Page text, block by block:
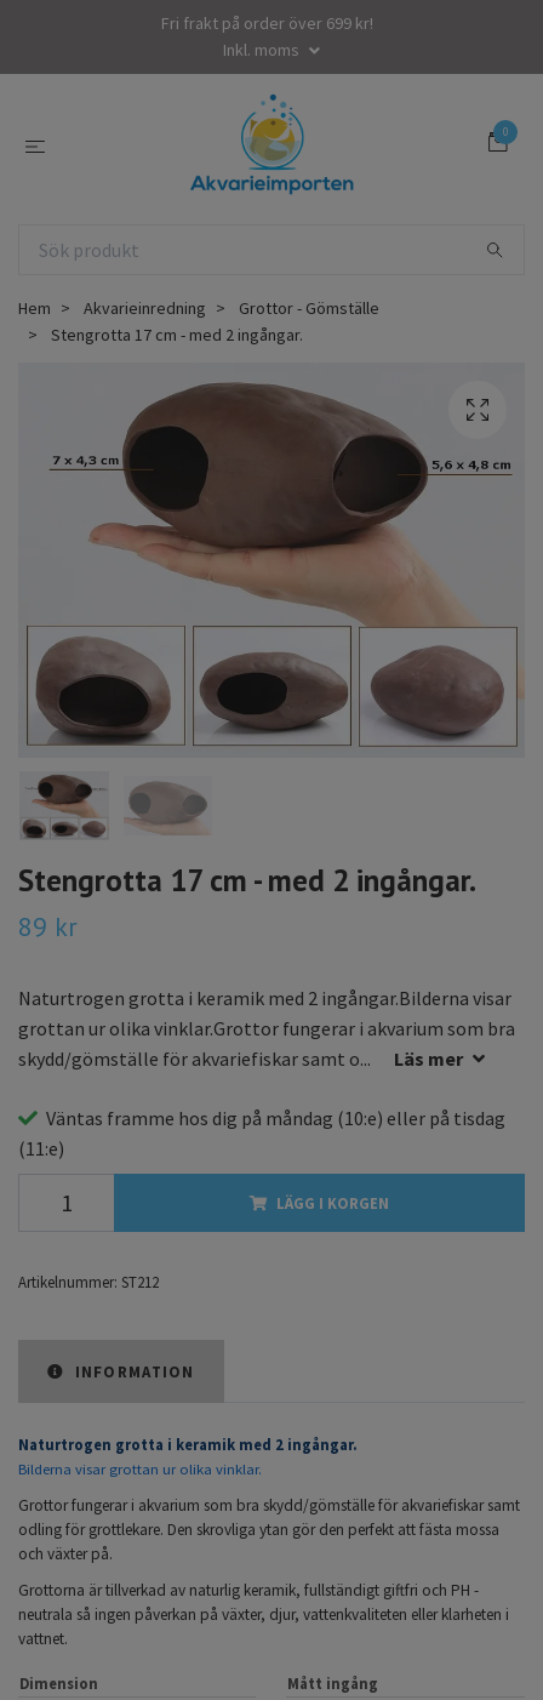
Fri frakt på order över 699 kr!
Inkl. moms
0
Hem Akvarieinredning
Grottor - Gömställe
Stengrotta 17 cm - med 2 ingångar.
Stengrotta 17 cm - med 2 ingångar.
89 kr
Naturtrogen grotta i keramik med 2 ingångar.Bilderna visar
grottan ur olika vinklar.Grottor fungerar i akvarium som bra
skydd/gömställe för akvariefiskar samt o...
Läs mer
Väntas framme hos dig på måndag (10:e) eller på tisdag
(11:e)
LÄGG I KORGEN
Artikelnummer: ST212
INFORMATION
Naturtrogen grotta i keramik med 2 ingångar.
Bilderna visar grottan ur olika vinklar.
Grottor fungerar i akvarium som bra skydd/gömställe för akvariefiskar samt
odling för grottlekare. Den skrovliga ytan gör den perfekt att fästa mossa
och växter på.
Grottorna är tillverkad av naturlig keramik, fullständigt giftfri och PH -
neutrala så ingen påverkan på växter, djur, vattenkvaliteten eller klarheten i
vattnet.
Dimension
Mått ingång